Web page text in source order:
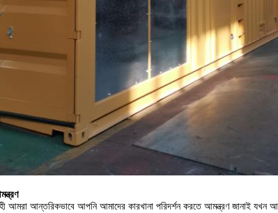
আন্তরিকভাবে আপনি আমাদের কারখানা পরিদর্শন করতে আমন্ত্রণ জানাই যখন